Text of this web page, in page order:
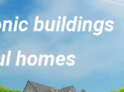
buildings
homes